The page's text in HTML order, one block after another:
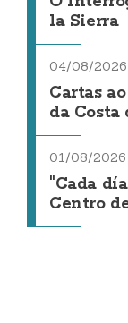
la Sierra
04/08/2026
Cartas
da Costa
01/08/2026
"Cada
Centro